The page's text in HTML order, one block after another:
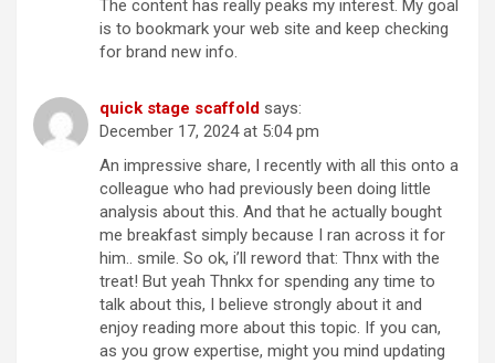
The content has really peaks my interest. My goal
is to bookmark your web site and keep checking
for brand new info.
quick stage scaffold says:
December 17, 2024 at 5:04 pm
An impressive share, I recently with all this onto a
colleague who had previously been doing little
analysis about this. And that he actually bought
me breakfast simply because I ran across it for
him.. smile. So ok, i’ll reword that: Thnx with the
treat! But yeah Thnkx for spending any time to
talk about this, I believe strongly about it and
enjoy reading more about this topic. If you can,
as you grow expertise, might you mind updating